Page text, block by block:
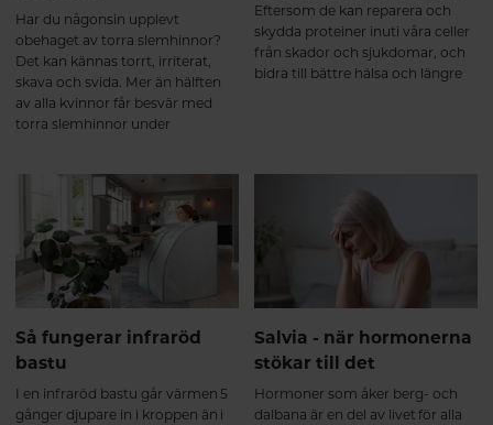
Har du någonsin upplevt
obehaget av torra slemhinnor?
Det kan kännas torrt, irriterat,
skava och svida. Mer än hälften
av alla kvinnor får besvär med
torra slemhinnor under
experter uppskattar att cirka fem
procent av befolkningen lider av
torra ögon. Havtornsbär rika på
omega-7 kan återfukta torra
slemhinnor och lindra besvären.
Eftersom de kan reparera och
skydda proteiner inuti våra celler
från skador och sjukdomar, och
bidra till bättre hälsa och längre
Så fungerar infraröd
bastu
I en infraröd bastu går värmen 5
gånger djupare in i kroppen än i
Salvia - när hormonerna
stökar till det
Hormoner som åker berg- och
dalbana är en del av livet för alla